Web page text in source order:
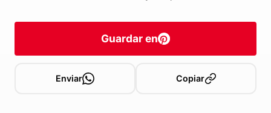
Guardar en
Enviar Copiar